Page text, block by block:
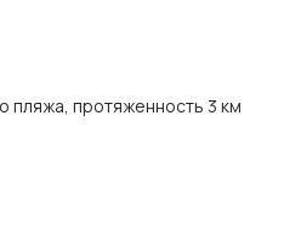
пляжа, протяженность 3 км